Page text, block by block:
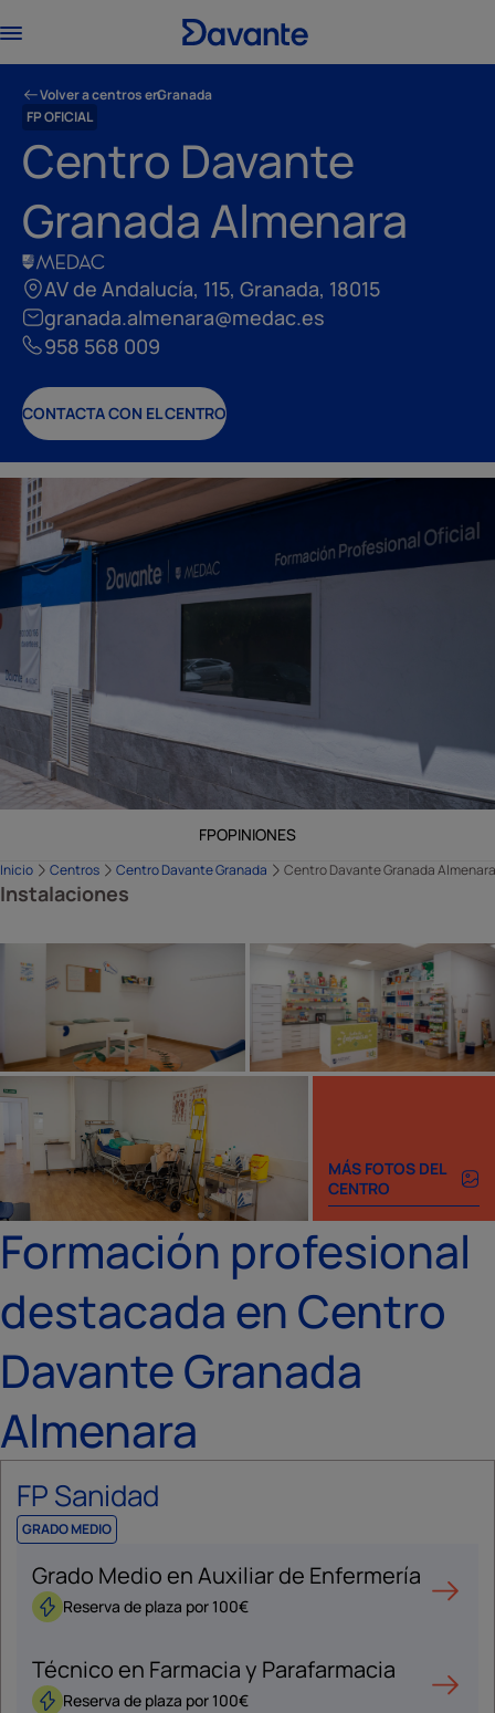
Volver a centros enGranada
FP OFICIAL
Centro Davante
Granada Almenara
AV de Andalucía, 115, Granada, 18015
granada.almenara@medac.es
958 568 009
CONTACTA CON EL CENTRO
FPOPINIONES
Inicio Centros Centro Davante Granada Centro Davante Granada Almenara
Instalaciones
MÁS FOTOS DEL
CENTRO
Formación profesional
destacada en Centro
Davante Granada
Almenara
FP Sanidad
GRADO MEDIO
Grado Medio en Auxiliar de Enfermería
Reserva de plaza por 100€
Técnico en Farmacia y Parafarmacia
Reserva de plaza por 100€